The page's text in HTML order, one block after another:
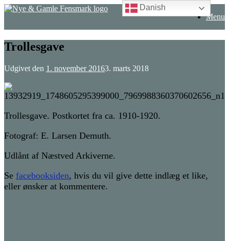
Gå
Menu
Trollesgave
Udgivet den 1. november 20163. marts 2018
Trollesgave. Postkortet fra ca. 1910-1920.
Fotograf: E. Larsen Demuth.
Udlånt af Næstved Arkiverne.
Se facebooksiden, hvis du vil give dette indlæg et like,
eller ønsker at kommentere.
Danish